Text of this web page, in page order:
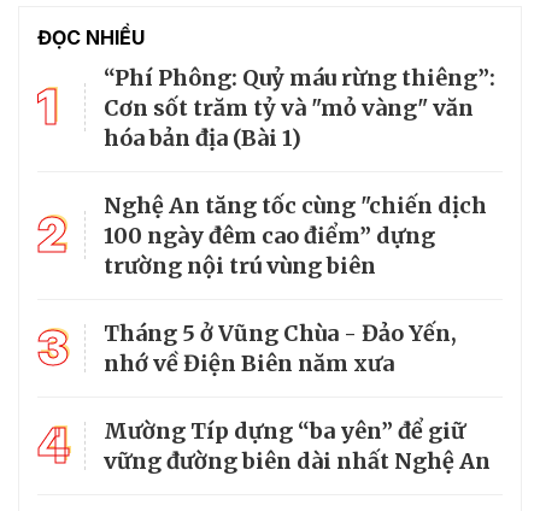
ĐỌC NHIỀU
1
“Phí Phông: Quỷ máu rừng thiêng”:
Cơn sốt trăm tỷ và "mỏ vàng" văn
hóa bản địa (Bài 1)
2
Nghệ An tăng tốc cùng "chiến dịch
100 ngày đêm cao điểm” dựng
trường nội trú vùng biên
3
Tháng 5 ở Vũng Chùa - Đảo Yến,
nhớ về Điện Biên năm xưa
4
Mường Típ dựng “ba yên” để giữ
vững đường biên dài nhất Nghệ An